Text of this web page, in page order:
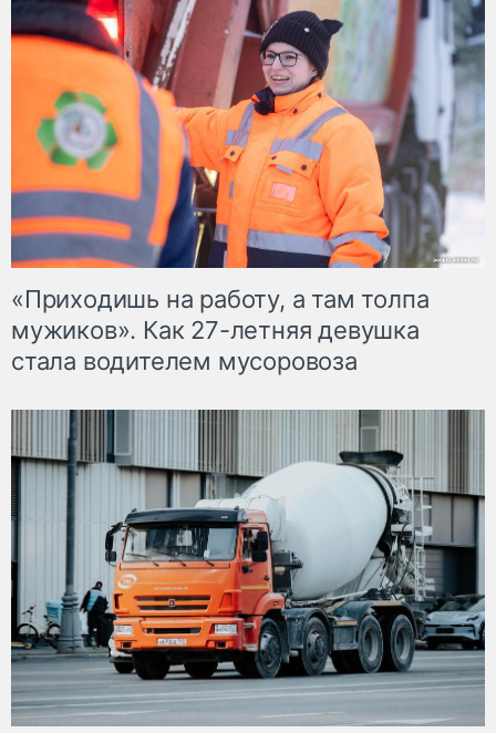
«Приходишь на работу, а там толпа
мужиков». Как 27-летняя девушка
стала водителем мусоровоза